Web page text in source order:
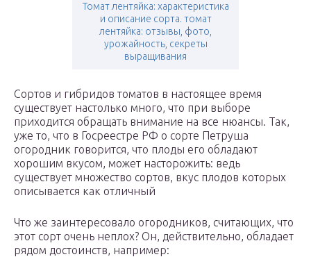
Томат лентяйка: характеристика
и описание сорта. томат
лентяйка: отзывы, фото,
урожайность, секреты
выращивания
Сортов и гибридов томатов в настоящее время
существует настолько много, что при выборе
приходится обращать внимание на все нюансы. Так,
уже то, что в Госреестре РФ о сорте Петруша
огородник говорится, что плоды его обладают
хорошим вкусом, может насторожить: ведь
существует множество сортов, вкус плодов которых
описывается как отличный
Что же заинтересовало огородников, считающих, что
этот сорт очень неплох? Он, действительно, обладает
рядом достоинств, например: